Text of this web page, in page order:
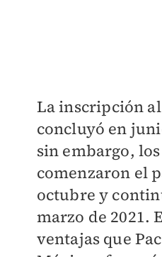
La inscripción
concluyó en
sin embargo,
comenzaron el
octubre y
marzo de 2021.
ventajas que